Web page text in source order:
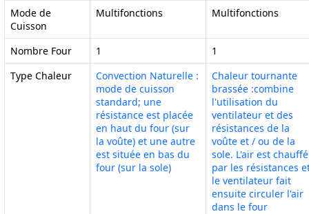
Mode de
Cuisson
Multifonctions Multifonctions
Nombre Four 1
1
Type Chaleur
Convection Naturelle :
mode de cuisson
standard; une
résistance est placée
en haut du four (sur
la voûte) et une autre
est située en bas du
four (sur la sole)
Chaleur tournante
brassée :combine
l'utilisation du
ventilateur et des
résistances de la
voûte et / ou de la
sole. L'air est chauffé
par les résistances
le ventilateur fait
ensuite circuler l'air
dans le four